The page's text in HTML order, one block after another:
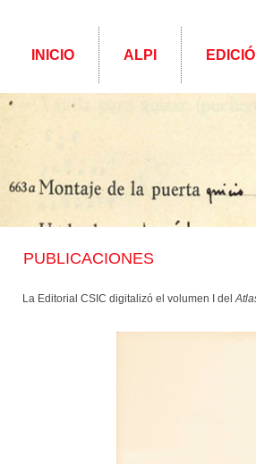
INICIO ALPI
PUBLICACIONES
La Editorial CSIC digitalizó el volumen I del